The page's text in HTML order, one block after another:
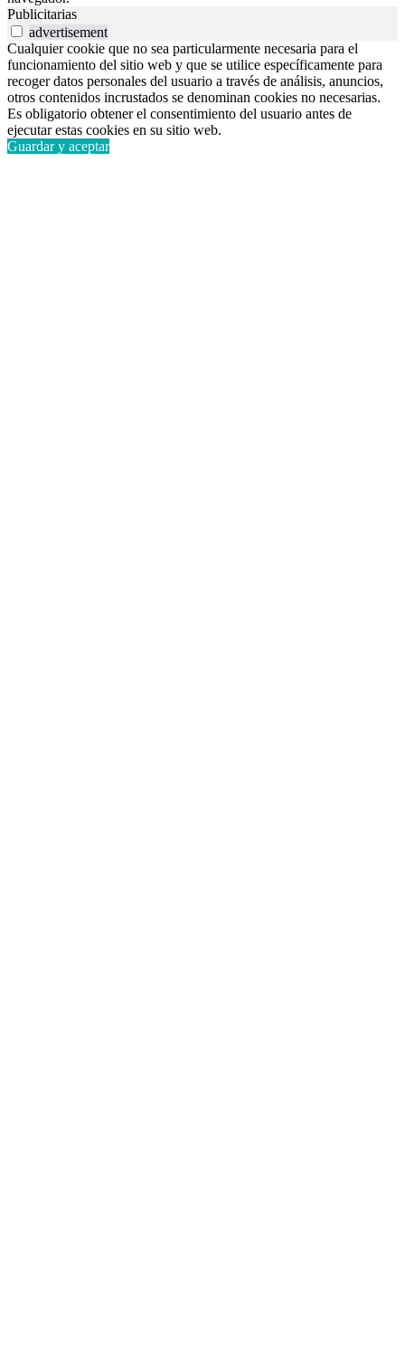
Publicitarias
advertisement
Cualquier cookie que no sea particularmente necesaria para el
funcionamiento del sitio web y que se utilice específicamente para
recoger datos personales del usuario a través de análisis, anuncios,
otros contenidos incrustados se denominan cookies no necesarias.
Es obligatorio obtener el consentimiento del usuario antes de
ejecutar estas cookies en su sitio web.
Guardar y aceptar